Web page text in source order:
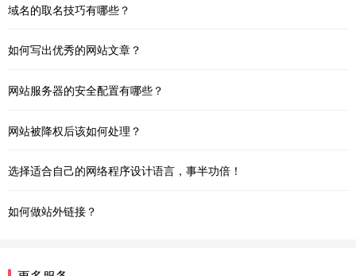
域名的取名技巧有哪些？
如何写出优秀的网站文章？
网站服务器的安全配置有哪些？
网站被降权后该如何处理？
选择适合自己的网络程序设计语言，事半功倍！
如何做站外链接？